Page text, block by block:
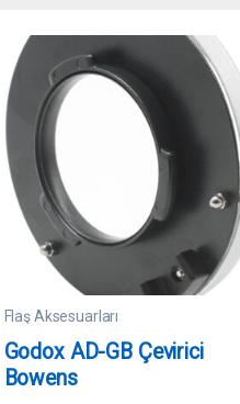
Flaş Aksesuarları
Godox AD-GB Çevirici
Bowens